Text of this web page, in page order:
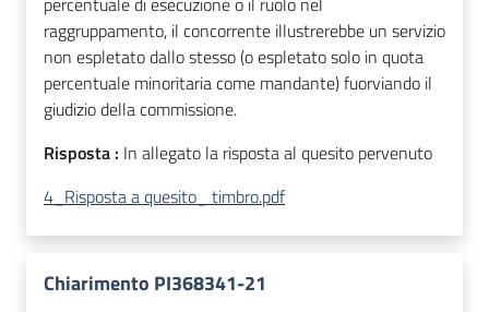
raggruppamento, il concorrente illustrerebbe un servizio
non espletato dallo stesso (o espletato solo in quota
percentuale minoritaria come mandante) fuorviando il
giudizio della commissione.
Risposta : In allegato la risposta al quesito pervenuto
4_Risposta a quesito_ timbro.pdf
Chiarimento PI368341-21